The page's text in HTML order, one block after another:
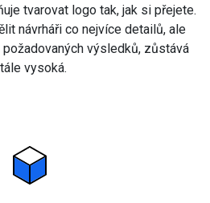
tvarovat logo tak, jak si přejete.
návrháři co nejvíce detailů, ale
výsledků, zůstává
vysoká.